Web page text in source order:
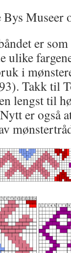
Bys Museer
er
ulike
i
Takk til
lengst til
er også